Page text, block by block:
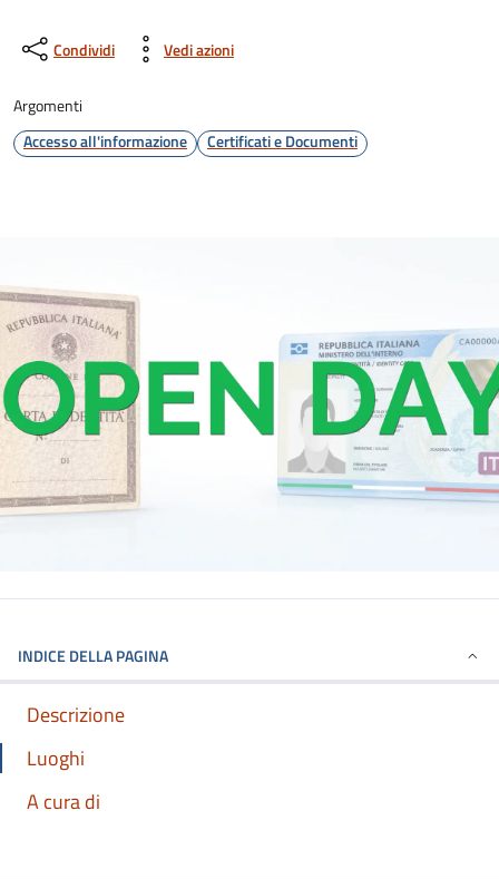
Condividi Vedi azioni
Argomenti
Accesso all'informazione
Certificati e Documenti
INDICE DELLA PAGINA
Descrizione
Luoghi
A cura di